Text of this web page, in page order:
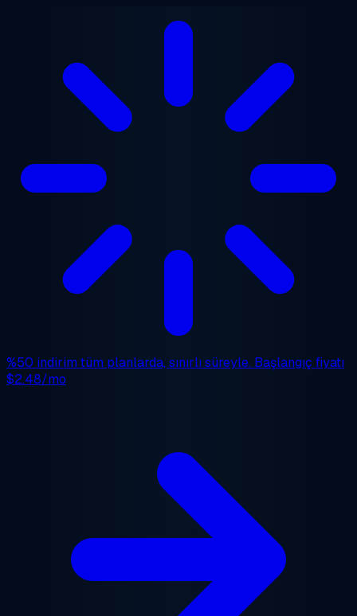
%50 indirim tüm planlarda, sınırlı süreyle. Başlangıç fiyatı
$2.48/mo